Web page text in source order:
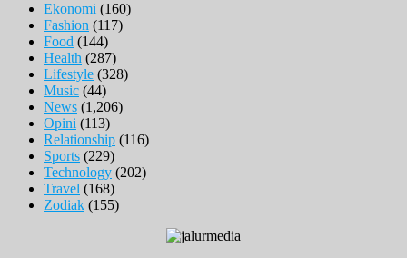
Ekonomi (160)
Fashion (117)
Food (144)
Health (287)
Lifestyle (328)
Music (44)
News (1,206)
Opini (113)
Relationship (116)
Sports (229)
Technology (202)
Travel (168)
Zodiak (155)